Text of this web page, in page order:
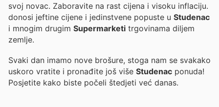
svoj novac. Zaboravite na rast cijena i visoku inflaciju.
donosi jeftine cijene i jedinstvene popuste u Studenac
i mnogim drugim Supermarketi trgovinama diljem
zemlje.
Svaki dan imamo nove brošure, stoga nam se svakako
uskoro vratite i pronađite još više Studenac ponuda!
Posjetite kako biste počeli štedjeti već danas.